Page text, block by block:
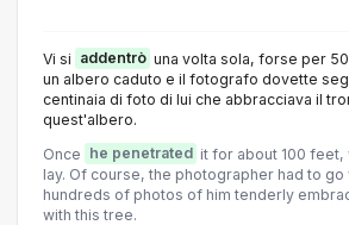
Vi si addentrò una volta sola, forse per
un albero caduto e il fotografo dovette
centinaia di foto di lui che abbracciava il
quest'albero.
Once
he penetrated it for about 100
lay. Of course, the photographer had to go
hundreds of photos of him tenderly
with this tree.